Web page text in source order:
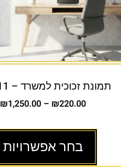
תמונת זכוכית למשרד – AU-011
₪220.00
–
₪1,250.00
בחר אפשרויות